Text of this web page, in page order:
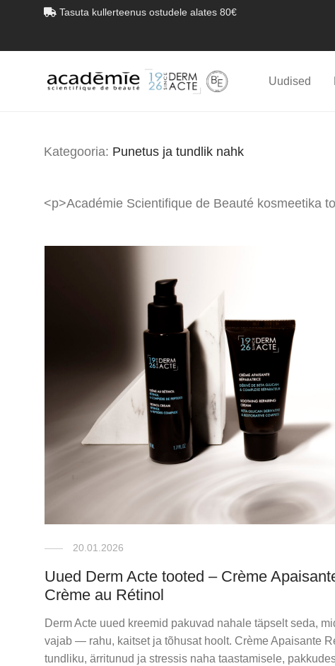
Tasuta kullerteenus ostudele alates 80€
Uudised
Kategooria: Punetus ja tundlik nahk
<p>Académie Scientifique de Beauté kosmeetika
20.01.2026
Uued Derm Acte tooted – Crème
Crème au Rétinol
Derm Acte uued kreemid pakuvad nahale täpselt seda,
vajab — rahu, kaitset ja tõhusat hoolt. Crème Apaisante
tundliku, ärritunud ja stressis naha taastamisele,